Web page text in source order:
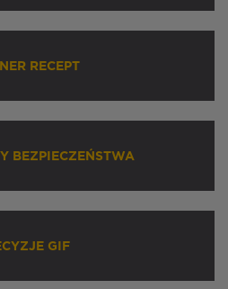
RECEPT
BEZPIECZEŃSTWA
GIF